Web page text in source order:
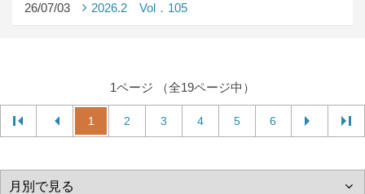
26/07/03 2026.2 Vol．105
1ページ （全19ページ中）
1 2 3 4 5 6